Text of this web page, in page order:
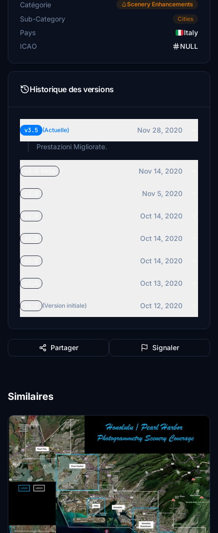
Catégorie Scenery Enhancements
Sub-Category Cities
Pays
Italy
ICAO
NULL
Historique des versions
v3.5 (Actuelle)
Nov 28, 2020
Prestazioni Migliorate.
Nov 14, 2020
Nov 5, 2020
Oct 14, 2020
Oct 14, 2020
Oct 14, 2020
Oct 13, 2020
(Version initiale) Oct 12, 2020
Partager Signaler
Similaires